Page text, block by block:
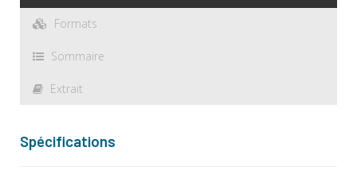
Formats
Sommaire
Extrait
Spécifications